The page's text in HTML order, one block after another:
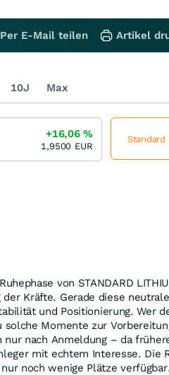
von STANDARD
der Kräfte. Gerade diese
und Positionierung. Wer
Momente zur
nach Anmeldung – da
mit echtem Interesse. Die
noch wenige Plätze
Per E-Mail teilen Artikel
10J Max
+16,06%
1,9500 EUR
Standard